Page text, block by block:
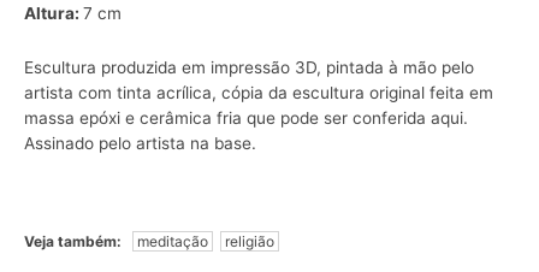
Altura: 7 cm
Escultura produzida em impressão 3D, pintada à mão pelo
artista com tinta acrílica, cópia da escultura original feita em
massa epóxi e cerâmica fria que pode ser conferida aqui.
Assinado pelo artista na base.
Veja também: meditação religião